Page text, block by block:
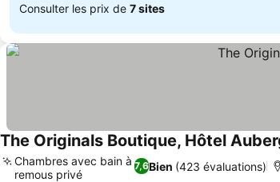
Consulter les prix de 7 sites
The Originals Boutique, Hôtel
7,6Bien (423 évaluations)
Chambres avec bain à
remous privé